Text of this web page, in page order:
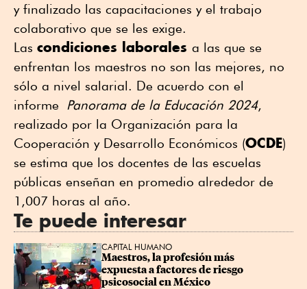
y finalizado las capacitaciones y el trabajo
colaborativo que se les exige.
Las condiciones laborales a las que se
enfrentan los maestros no son las mejores, no
sólo a nivel salarial. De acuerdo con el
informe Panorama de la Educación 2024,
realizado por la Organización para la
Cooperación y Desarrollo Económicos (OCDE)
se estima que los docentes de las escuelas
públicas enseñan en promedio alrededor de
1,007 horas al año.
Te puede interesar
CAPITAL HUMANO
Maestros, la profesión más
expuesta a factores de riesgo
psicosocial en México